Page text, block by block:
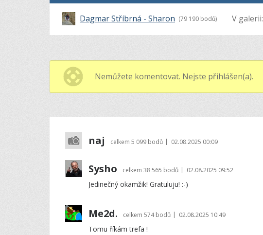
Dagmar Stříbrná - Sharon (79 190 bodů) V galerii:
Nemůžete komentovat. Nejste přihlášen(a).
naj celkem 5 099 bodů | 02.08.2025 00:09
Sysho celkem 38 565 bodů | 02.08.2025 09:52
Jedinečný okamžik! Gratuluju! :-)
Me2d. celkem 574 bodů | 02.08.2025 10:49
Tomu říkám trefa !